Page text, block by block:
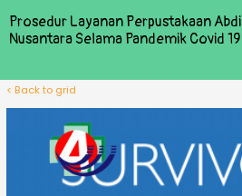
< Back to grid
Prosedur Layanan Perpustakaan Abdi
Nusantara Selama Pandemik Covid 19